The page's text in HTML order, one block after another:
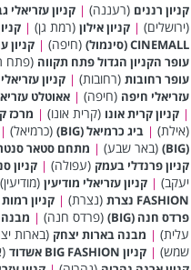
קניון רננים (רעננה) | קניון עזריאלי
(ירושלים) | קניון אילון (רמת גן) |
CINEMALL (סינמול)
(חיפה) | קניון
עופר הקניון הגדול פתח תקווה (פתח
עופר רחובות (רחובות) | קניון
עזריאלי חיפה (חיפה) | אאוטלט
| קניון קרית אונו (קרית אונו) | מרכז
(אילת) | ביג כרמיאל (BIG) (כרמיאל) |
(BIG)
(באר שבע) | מתחם סטאר
קניון פרנדלי בעמק (עפולה) | קניון
יעקב) | קניון עזריאלי מודיעין (מודיעין)
FASHION נצרת
(נצרת) | קניון רמות
פרדס חנה (BIG)
(פרדס חנה) |
עלית) | מבנה בארות יצחק (בארות
שמש) | קניון BIG FASHION אשדוד